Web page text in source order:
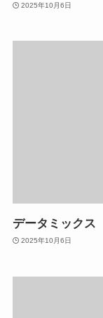
2025年10月6日
データミックス
2025年10月6日